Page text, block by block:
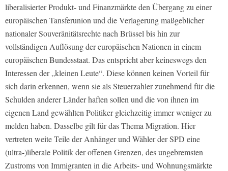
liberalisierter Produkt- und Finanzmärkte den Übergang zu einer
europäischen Tansferunion und die Verlagerung maßgeblicher
nationaler Souveränitätsrechte nach Brüssel bis hin zur
vollständigen Auflösung der europäischen Nationen in einem
europäischen Bundesstaat. Das entspricht aber keineswegs den
Interessen der „kleinen Leute“. Diese können keinen Vorteil für
sich darin erkennen, wenn sie als Steuerzahler zunehmend für die
Schulden anderer Länder haften sollen und die von ihnen im
eigenen Land gewählten Politiker gleichzeitig immer weniger zu
melden haben. Dasselbe gilt für das Thema Migration. Hier
vertreten weite Teile der Anhänger und Wähler der SPD eine
(ultra-)liberale Politik der offenen Grenzen, des ungebremsten
Zustroms von Immigranten in die Arbeits- und Wohnungsmärkte